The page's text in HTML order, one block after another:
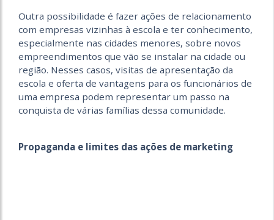
Outra possibilidade é fazer ações de relacionamento
com empresas vizinhas à escola e ter conhecimento,
especialmente nas cidades menores, sobre novos
empreendimentos que vão se instalar na cidade ou
região. Nesses casos, visitas de apresentação da
escola e oferta de vantagens para os funcionários de
uma empresa podem representar um passo na
conquista de várias famílias dessa comunidade.
Propaganda e limites das ações de marketing